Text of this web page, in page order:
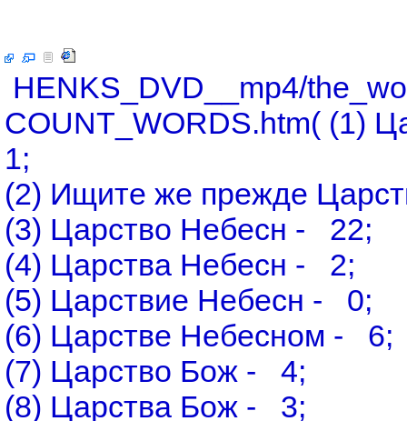
HENKS_DVD__mp4/
COUNT_WORDS.htm( (1)
1;
(2) Ищите же прежде
(3) Царство Небесн - 22;
(4) Царства Небесн - 2;
(5) Царствие Небесн - 0;
(6) Царстве Небесном - 6;
(7) Царство Бож - 4;
(8) Царства Бож - 3;